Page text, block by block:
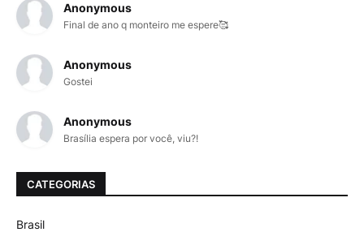
Anonymous
Final de ano q monteiro me espere🥰
Anonymous
Gostei
Anonymous
Brasília espera por você, viu?!
CATEGORIAS
Brasil